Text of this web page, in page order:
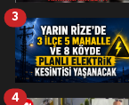
3
4